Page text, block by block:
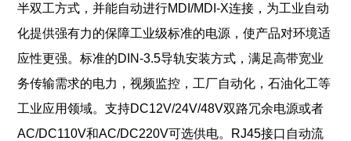
半双工方式，并能自动进行MDI/MDI-X连接，为工业自动
化提供强有力的保障工业级标准的电源，使产品对环境适
应性更强。标准的DIN-3.5导轨安装方式，满足高带宽业
务传输需求的电力，视频监控，工厂自动化，石油化工等
工业应用领域。支持DC12V/24V/48V双路冗余电源或者
AC/DC110V和AC/DC220V可选供电。RJ45接口自动流